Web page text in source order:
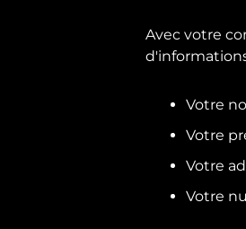
Avec votre
Votre
Votre
Votre
Votre